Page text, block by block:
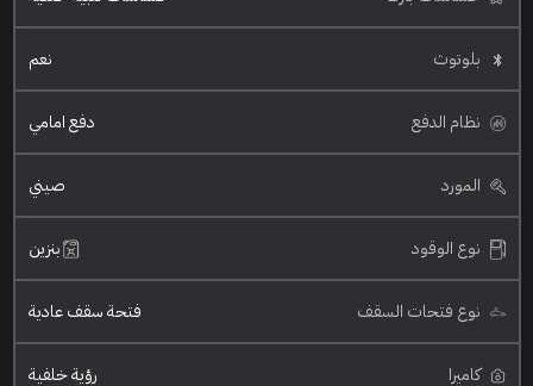
بلوتوث نعم
نظام الدفع دفع امامي
المورد صيني
نوع الوقود بنزين
نوع فتحات السقف فتحة سقف عادية
كاميرا رؤية خلفية